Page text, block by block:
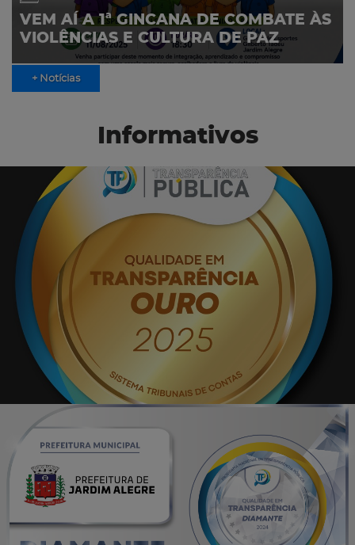
VEM AÍ A 1ª GINCANA DE COMBATE ÀS
VIOLÊNCIAS E CULTURA DE PAZ
+ Notícias
Informativos